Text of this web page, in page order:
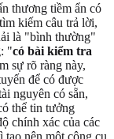
thương tiềm ẩn có
kiếm câu trả lời,
là "bình thường"
"có bài kiểm tra
sự rõ ràng này,
để có được
nguyên có sẵn,
thể tin tưởng
chính xác của các
nên một công cụ